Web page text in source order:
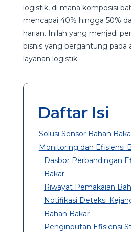
logistik, di mana komposisi
mencapai 40% hingga 50%
harian. Inilah yang menjadi
bisnis yang bergantung pada
layanan logistik.
Daftar Isi
Solusi Sensor Bahan
Monitoring dan Efisiensi
Dasbor Perbandingan
Bakar
Riwayat Pemakaian
Notifikasi Deteksi
Bahan Bakar
Penginputan Efisiensi